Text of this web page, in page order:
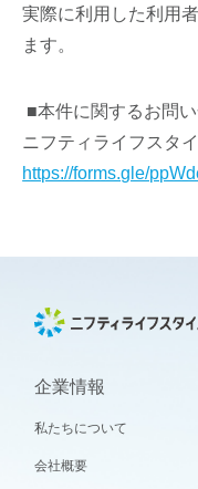
実際に利用した利用
ます。
■本件に関するお問
ニフティライフスタ
https://forms.gle/
企業情報
私たちについて
会社概要